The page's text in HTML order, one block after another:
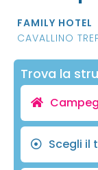
FAMILY HOTEL
CAVALLINO
Trova la
Scegli il